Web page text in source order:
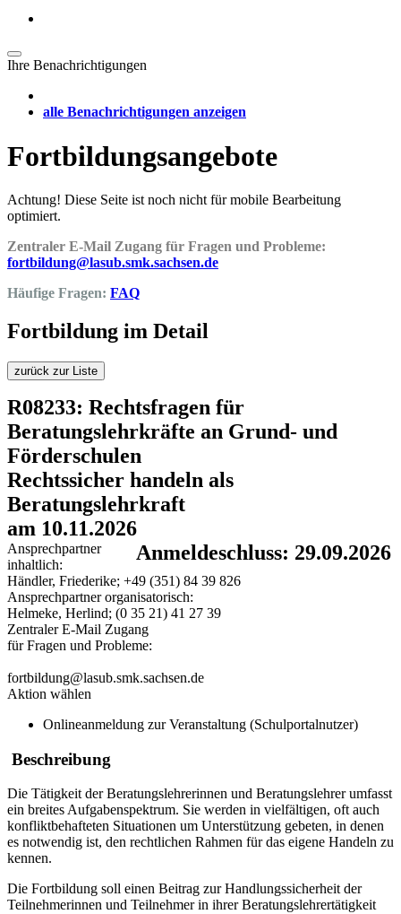
Ihre Benachrichtigungen
alle Benachrichtigungen anzeigen
Fortbildungsangebote
Achtung! Diese Seite ist noch nicht für mobile Bearbeitung
optimiert.
Zentraler E-Mail Zugang für Fragen und Probleme:
fortbildung@lasub.smk.sachsen.de
Häufige Fragen: FAQ
Fortbildung im Detail
zurück zur Liste
R08233: Rechtsfragen für
Beratungslehrkräfte an Grund- und
Förderschulen
Rechtssicher handeln als
Beratungslehrkraft
am 10.11.2026
Anmeldeschluss: 29.09.2026
Ansprechpartner
inhaltlich:
Händler, Friederike; +49 (351) 84 39 826
Ansprechpartner organisatorisch:
Helmeke, Herlind; (0 35 21) 41 27 39
Zentraler E-Mail Zugang
für Fragen und Probleme:
fortbildung@lasub.smk.sachsen.de
Aktion wählen
Onlineanmeldung zur Veranstaltung (Schulportalnutzer)
Beschreibung
Die Tätigkeit der Beratungslehrerinnen und Beratungslehrer umfasst
ein breites Aufgabenspektrum. Sie werden in vielfältigen, oft auch
konfliktbehafteten Situationen um Unterstützung gebeten, in denen
es notwendig ist, den rechtlichen Rahmen für das eigene Handeln zu
kennen.
Die Fortbildung soll einen Beitrag zur Handlungssicherheit der
Teilnehmerinnen und Teilnehmer in ihrer Beratungslehrertätigkeit